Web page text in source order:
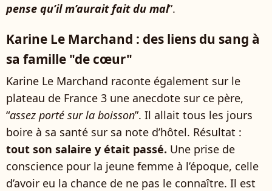
pense qu’il m’aurait fait du mal”.
Karine Le Marchand : des liens du sang à
sa famille "de cœur"
Karine Le Marchand raconte également sur le
plateau de France 3 une anecdote sur ce père,
“assez porté sur la boisson”. Il allait tous les jours
boire à sa santé sur sa note d’hôtel. Résultat :
tout son salaire y était passé. Une prise de
conscience pour la jeune femme à l’époque, celle
d’avoir eu la chance de ne pas le connaître. Il est